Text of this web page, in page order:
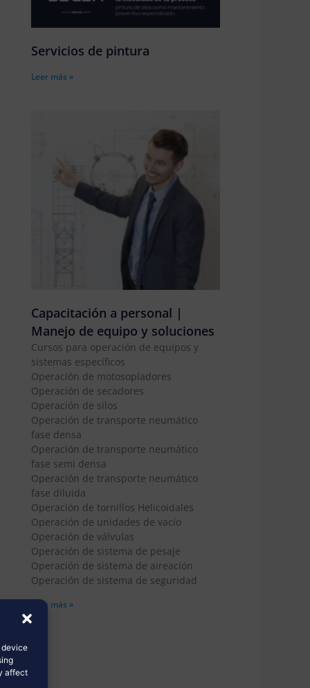
device
affect
Servicios de pintura
Leer más »
Capacitación a personal |
Manejo de equipo y soluciones
Cursos para operación de equipos y
sistemas específicos
Operación de motosopladores
Operación de secadores
Operación de silos
Operación de transporte neumático
fase densa
Operación de transporte neumático
fase semi densa
Operación de transporte neumático
fase diluida
Operación de tornillos Helicoidales
Operación de unidades de vacío
Operación de válvulas
Operación de sistema de pesaje
Operación de sistema de aireación
Operación de sistema de seguridad
Leer más »